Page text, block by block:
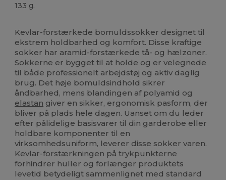
133 g.
Kevlar-forstærkede bomuldssokker designet til
ekstrem holdbarhed og komfort. Disse kraftige
sokker har aramid-forstærkede tå- og hælzoner.
Sokkerne er bygget til at holde og er velegnede
til både professionelt arbejdstøj og aktiv daglig
brug. Det høje bomuldsindhold sikrer
åndbarhed, mens blandingen af polyamid og
elastan giver en sikker, ergonomisk pasform, der
bliver på plads hele dagen. Uanset om du leder
efter pålidelige basisvarer til din garderobe eller
holdbare komponenter til en
virksomhedsuniform, leverer disse sokker varen.
Kevlar-forstærkningen på trykpunkterne
forhindrer huller og forlænger produktets
levetid betydeligt sammenlignet med standard